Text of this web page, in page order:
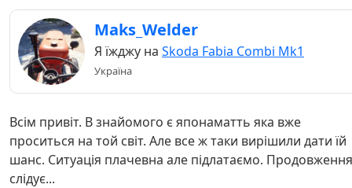
Maks_Welder
Я їжджу на Skoda Fabia Combi Mk1
Україна
Всім привіт. В знайомого є японаматть яка вже
проситься на той світ. Але все ж таки вирішили дати їй
шанс. Ситуація плачевна але підлатаємо. Продовження
слідує...